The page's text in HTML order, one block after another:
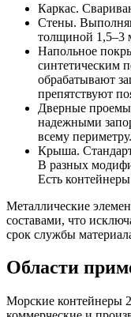
Каркас.
Стены.
толщиной 1,5–3
Напольное
синтетическим
обрабатывают
препятствуют
Дверные
надежными
всему периметру.
Крыша.
В разных
Есть
Металлические
составами, что
срок службы
Области
Морские контейнеры